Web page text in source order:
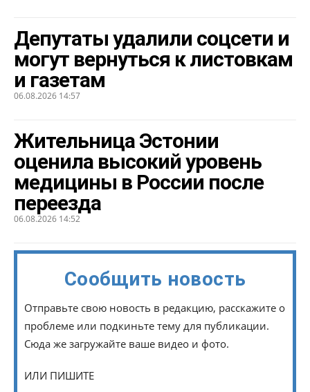
Депутаты удалили соцсети и
могут вернуться к листовкам
и газетам
06.08.2026 14:57
Жительница Эстонии
оценила высокий уровень
медицины в России после
переезда
06.08.2026 14:52
Сообщить новость
Отправьте свою новость в редакцию, расскажите о
проблеме или подкиньте тему для публикации.
Сюда же загружайте ваше видео и фото.
ИЛИ ПИШИТЕ